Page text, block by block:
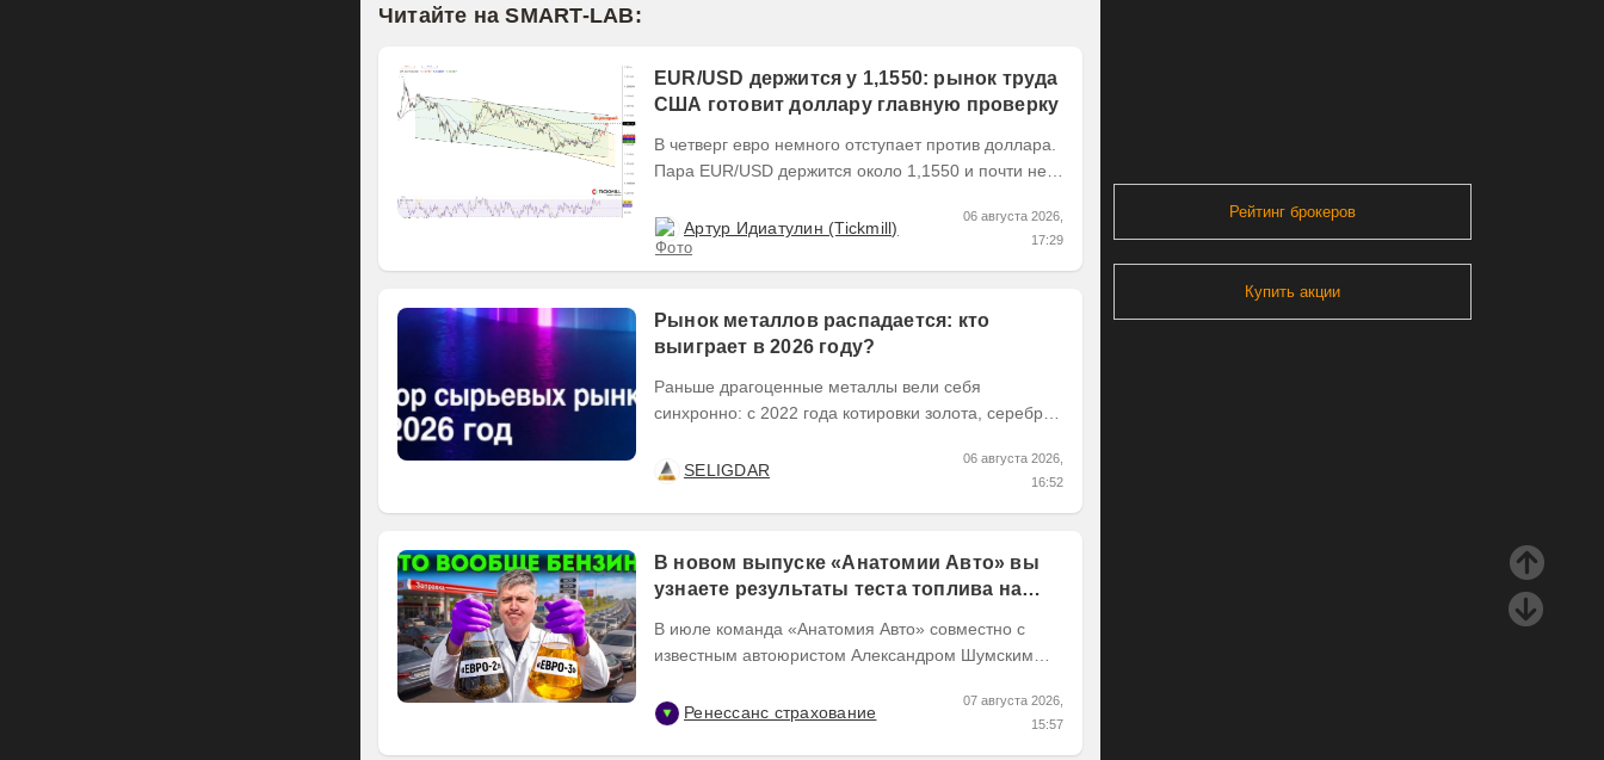
Читайте на SMART-LAB:
EUR/USD держится у 1,1550: рынок труда
США готовит доллару главную проверку
В четверг евро немного отступает против доллара.
Пара EUR/USD держится около 1,1550 и почти не
Артур Идиатулин (Tickmill)
06 августа 2026,
17:29
Рынок металлов распадается: кто
выиграет в 2026 году?
Раньше драгоценные металлы вели себя
синхронно: с 2022 года котировки золота, серебра
разделился. В...
SELIGDAR
06 августа 2026,
16:52
В новом выпуске «Анатомии Авто» вы
узнаете результаты теста топлива на
В июле команда «Анатомия Авто» совместно с
известным автоюристом Александром Шумским
московского...
Ренессанс страхование
07 августа 2026,
15:57
Рейтинг брокеров
Купить акции